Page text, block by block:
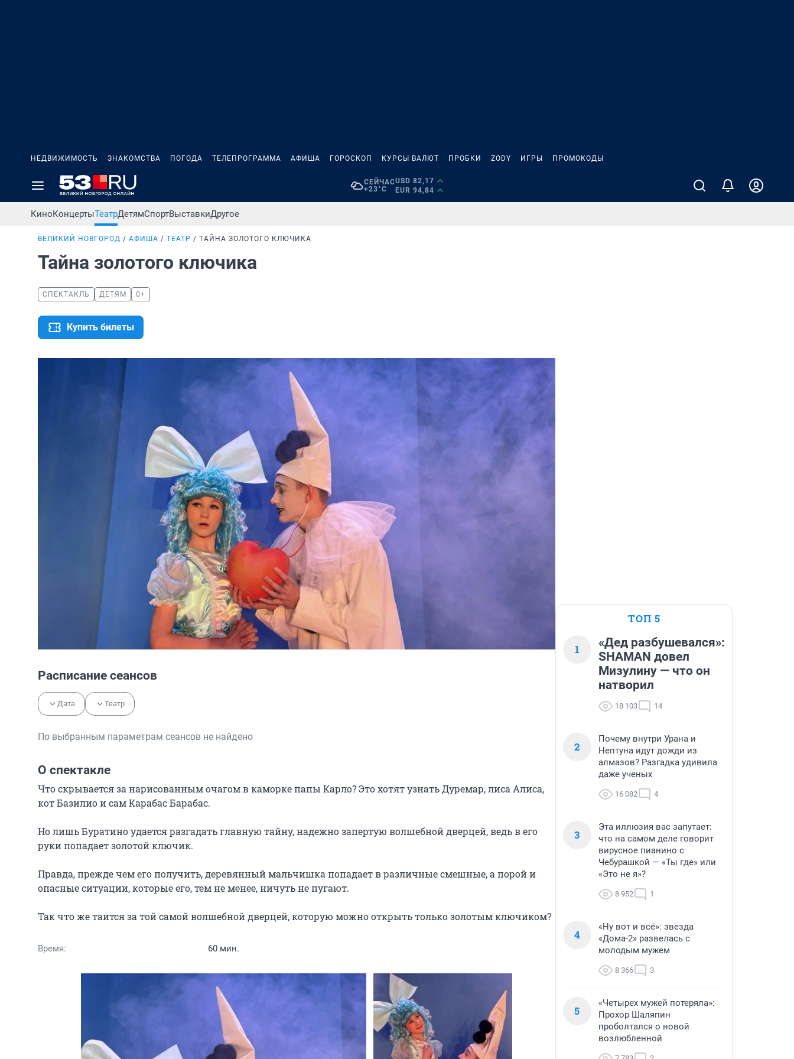
НЕДВИЖИМОСТЬ ЗНАКОМСТВА ПОГОДА ТЕЛЕПРОГРАММА АФИША ГОРОСКОП КУРСЫ ВАЛЮТ ПРОБКИ ZODY ИГРЫ ПРОМОКОДЫ
СЕЙЧАС
+23°C
USD 82,17
EUR 94,84
КиноКонцертыТеатрДетямСпортВыставкиДругое
ВЕЛИКИЙ НОВГОРОД АФИША ТЕАТР ТАЙНА ЗОЛОТОГО КЛЮЧИКА
Тайна золотого ключика
СПЕКТАКЛЬ ДЕТЯМ 0+
Купить билеты
Расписание сеансов
Дата Театр
По выбранным параметрам сеансов не найдено
О спектакле
Что скрывается за нарисованным очагом в каморке папы Карло? Это хотят узнать Дуремар, лиса Алиса,
кот Базилио и сам Карабас Барабас.
Но лишь Буратино удается разгадать главную тайну, надежно запертую волшебной дверцей, ведь в его
руки попадает золотой ключик.
Правда, прежде чем его получить, деревянный мальчишка попадает в различные смешные, а порой и
опасные ситуации, которые его, тем не менее, ничуть не пугают.
Так что же таится за той самой волшебной дверцей, которую можно открыть только золотым ключиком?
Время: 60 мин.
ТОП 5
1
«Дед разбушевался»:
SHAMAN довел
Мизулину — что он
натворил
18 103 14
2
Почему внутри Урана и
Нептуна идут дожди из
алмазов? Разгадка удивила
даже ученых
16 082 4
3
Эта иллюзия вас запутает:
что на самом деле говорит
вирусное пианино с
Чебурашкой — «Ты где» или
«Это не я»?
8 952 1
4
«Ну вот и всё»: звезда
«Дома-2» развелась с
молодым мужем
8 366 3
5
«Четырех мужей потеряла»:
Прохор Шаляпин
проболтался о новой
возлюбленной